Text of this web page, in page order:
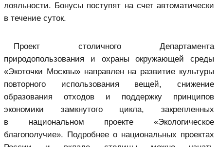
лояльности. Бонусы поступят на счет автоматически
в течение суток.
Проект столичного Департамента
природопользования и охраны окружающей среды
«Экоточки Москвы» направлен на развитие культуры
повторного использования вещей, снижение
образования отходов и поддержку принципов
экономики замкнутого цикла, закрепленных
в национальном проекте «Экологическое
благополучие». Подробнее о национальных проектах